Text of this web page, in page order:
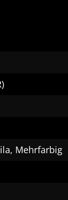
Mehrfarbig